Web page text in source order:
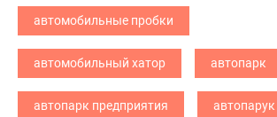
автомобильные пробки
автомобильный хатор автопарк
автопарк предприятия автопарук